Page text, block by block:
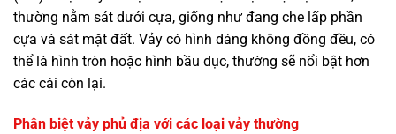
thường nằm sát dưới cựa, giống như đang che lấp phần
cựa và sát mặt đất. Vảy có hình dáng không đồng đều, có
thể là hình tròn hoặc hình bầu dục, thường sẽ nổi bật hơn
các cái còn lại.
Phân biệt vảy phủ địa với các loại vảy thường